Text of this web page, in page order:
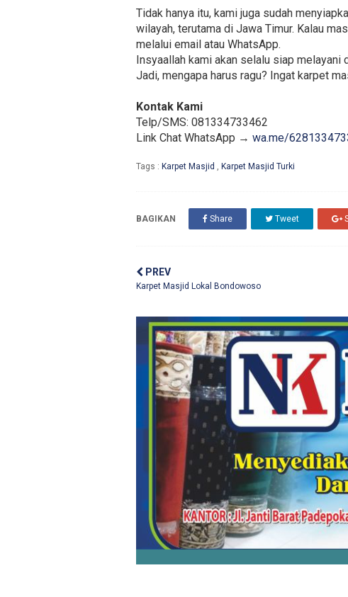
Tidak hanya itu, kami juga sudah
wilayah, terutama di Jawa Timur. Kalau
melalui email atau WhatsApp.
Insyaallah kami akan selalu siap
Jadi, mengapa harus ragu? Ingat karpet
Kontak Kami
Telp/SMS: 081334733462
Link Chat WhatsApp → wa.me/
Tags : Karpet Masjid , Karpet Masjid Turki
BAGIKAN Share Tweet
PREV
Karpet Masjid Lokal Bondowoso